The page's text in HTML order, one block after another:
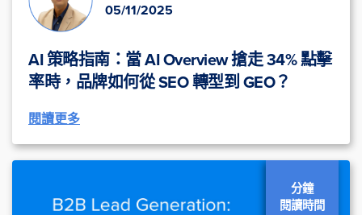
05/11/2025
AI 策略指南：當 AI Overview 搶走 34% 點擊
率時，品牌如何從 SEO 轉型到 GEO？
閱讀更多
分鐘
閱讀時間